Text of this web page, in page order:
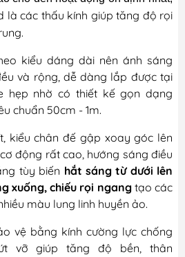
là các thấu kính giúp tăng độ rọi
kiểu dáng dài nên ánh sáng
và rộng, dễ dàng lắp được tại
hẹp nhờ có thiết kế gọn dạng
chuẩn 50cm - 1m.
kiểu chân đế gập xoay góc lên
động rất cao, hướng sáng điều
tùy biến hắt sáng từ dưới lên
xuống, chiếu rọi ngangtạo các
màu lung linh huyền ảo.
vệ bằng kính cường lực chống
vỡ giúp tăng độ bền, thân